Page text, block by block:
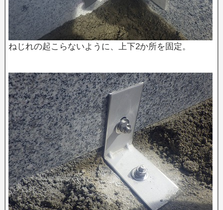
ねじれの起こらないように、上下2か所を固定。